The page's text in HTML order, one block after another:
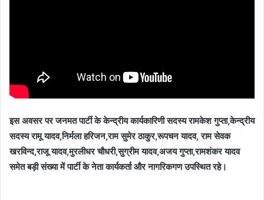
इस अवसर पर जनमत पार्टी के केन्द्रीय कार्यकारिणी सदस्य रामकेश गुप्ता,केन्द्रीय
सदस्य रामू यादव,निर्मला हरिजन,राम सुमेर ठाकुर,रूपचन यादव, राम सेवक
खरविन्द,राजू यादव,मुरलीधर चौधरी,सुग्रीम यादव,अजय गुप्ता,रामशंकर यादव
समेत बड़ी संख्या में पार्टी के नेता कार्यकर्ता और नागरिकगण उपस्थित रहे।